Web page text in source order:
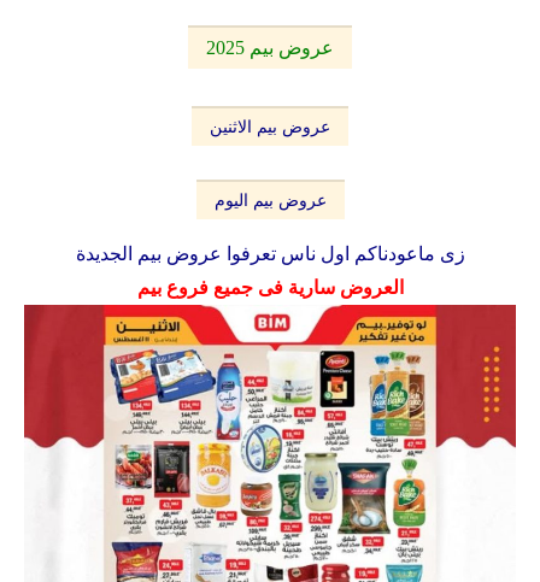
عروض بيم 2025
عروض بيم الاثنين
عروض بيم اليوم
زى ماعودناكم اول ناس تعرفوا عروض بيم الجديدة
العروض سارية فى جميع فروع بيم